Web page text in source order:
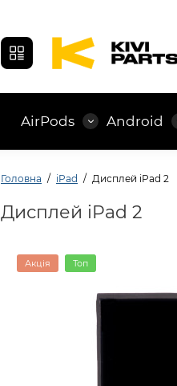
AirPods Android
Головна iPad Дисплей iPad 2
Дисплей iPad 2
Акція Топ